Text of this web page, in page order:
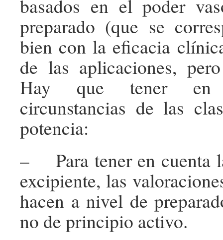
basados en el poder
preparado (que se
bien con la eficacia
de las aplicaciones,
Hay que tener en
circunstancias de las
potencia:
– Para tener en cuenta
excipiente, las
hacen a nivel de
no de principio activo.